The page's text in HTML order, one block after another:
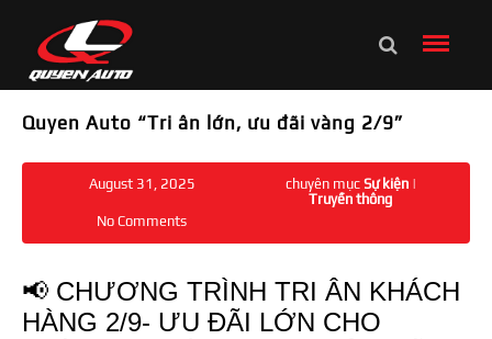
Quyen Auto “Tri ân lớn, ưu đãi vàng 2/9”
August 31, 2025 chuyên mục Sự kiện|
Truyền thông
No Comments
📢 CHƯƠNG TRÌNH TRI ÂN KHÁCH
HÀNG 2/9- ƯU ĐÃI LỚN CHO